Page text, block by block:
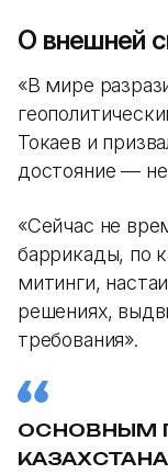
О внешней
«В мире
Токаев и
достояние —
«Сейчас не
баррикады, по
митинги,
решениях,
требования».
ОСНОВНЫМ